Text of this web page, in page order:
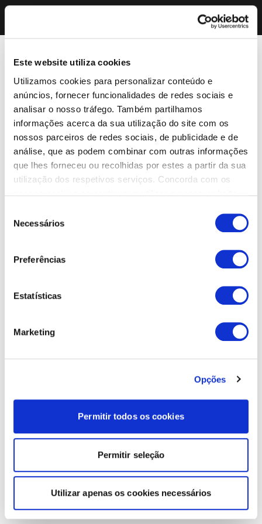
Este website utiliza cookies
Utilizamos cookies para personalizar conteúdo e
anúncios, fornecer funcionalidades de redes sociais e
analisar o nosso tráfego. Também partilhamos
informações acerca da sua utilização do site com os
nossos parceiros de redes sociais, de publicidade e de
análise, que as podem combinar com outras informações
que lhes forneceu ou recolhidas por estes a partir da sua
utilização dos respetivos serviços. Concorda com os
Necessários
Preferências
Estatísticas
Marketing
Opções
Permitir todos os cookies
Permitir seleção
Utilizar apenas os cookies necessários